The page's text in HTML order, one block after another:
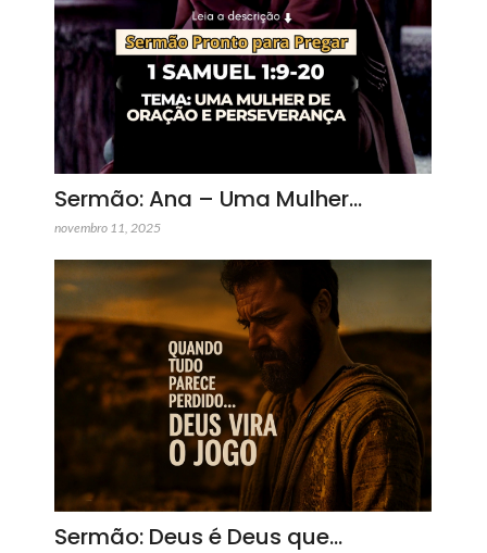
Sermão: Ana – Uma Mulher…
novembro 11, 2025
Sermão: Deus é Deus que…